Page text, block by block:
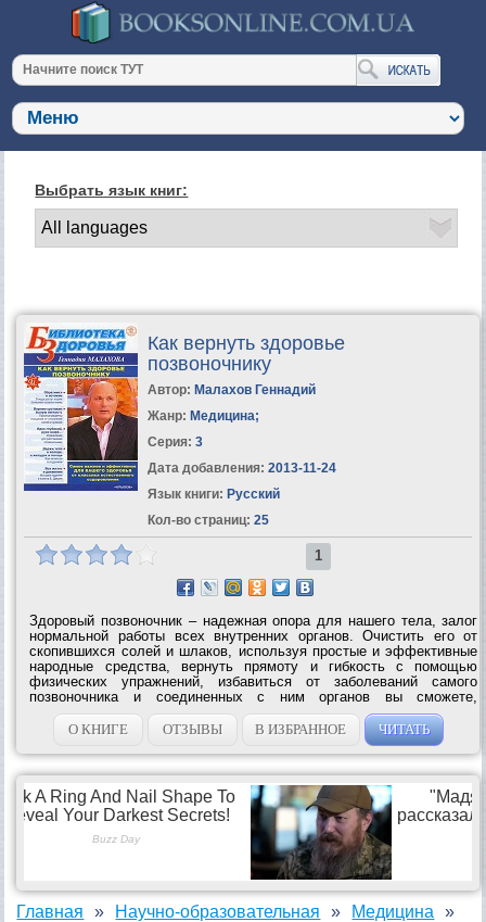
Выбрать язык книг:
Как вернуть здоровье
позвоночнику
Автор: Малахов Геннадий
Жанр: Медицина;
Серия: 3
Дата добавления: 2013-11-24
Язык книги: Русский
Кол-во страниц: 25
1
Здоровый позвоночник – надежная опора для нашего тела, залог
нормальной работы всех внутренних органов. Очистить его от
скопившихся солей и шлаков, используя простые и эффективные
народные средства, вернуть прямоту и гибкость с помощью
физических упражнений, избавиться от заболеваний самого
позвоночника и соединенных с ним органов вы сможете,
воспользовавшись советами известного телеведущего, классика
естественного...
О КНИГЕ ОТЗЫВЫ В ИЗБРАННОЕ ЧИТАТЬ
Главная Научно-образовательная
Медицина